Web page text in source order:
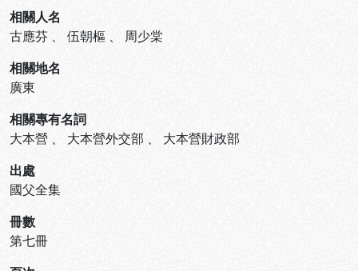
相關人名
古應芬 、 伍朝樞 、 周少棠
相關地名
廣東
相關專有名詞
大本營 、 大本營外交部 、 大本營財政部
出處
國父全集
冊數
第七冊